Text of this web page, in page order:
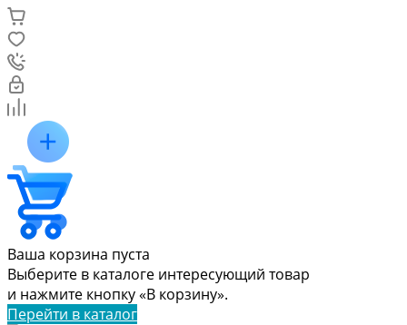
Ваша корзина пуста
Выберите в каталоге интересующий товар
и нажмите кнопку «В корзину».
Перейти в каталог